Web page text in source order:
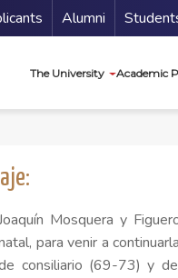
Alumni
The University Academic
Mosquera y
para venir a
consiliario (69-73) y